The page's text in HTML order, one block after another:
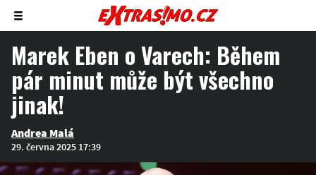
Zobrazit/skrýt
menu
Marek Eben o Varech: Během
pár minut může být všechno
jinak!
Andrea Malá
29. června 2025 17:39